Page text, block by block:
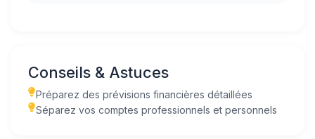
Conseils & Astuces
Préparez des prévisions financières détaillées
Séparez vos comptes professionnels et personnels